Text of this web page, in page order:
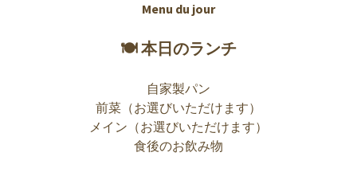
Menu du jour
🍽 本日のランチ
自家製パン
前菜（お選びいただけます）
メイン（お選びいただけます）
食後のお飲み物